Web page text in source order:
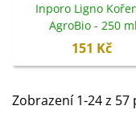
Inporo Ligno
AgroBio - 250 ml
151 Kč
Zobrazení 1-24 z 57